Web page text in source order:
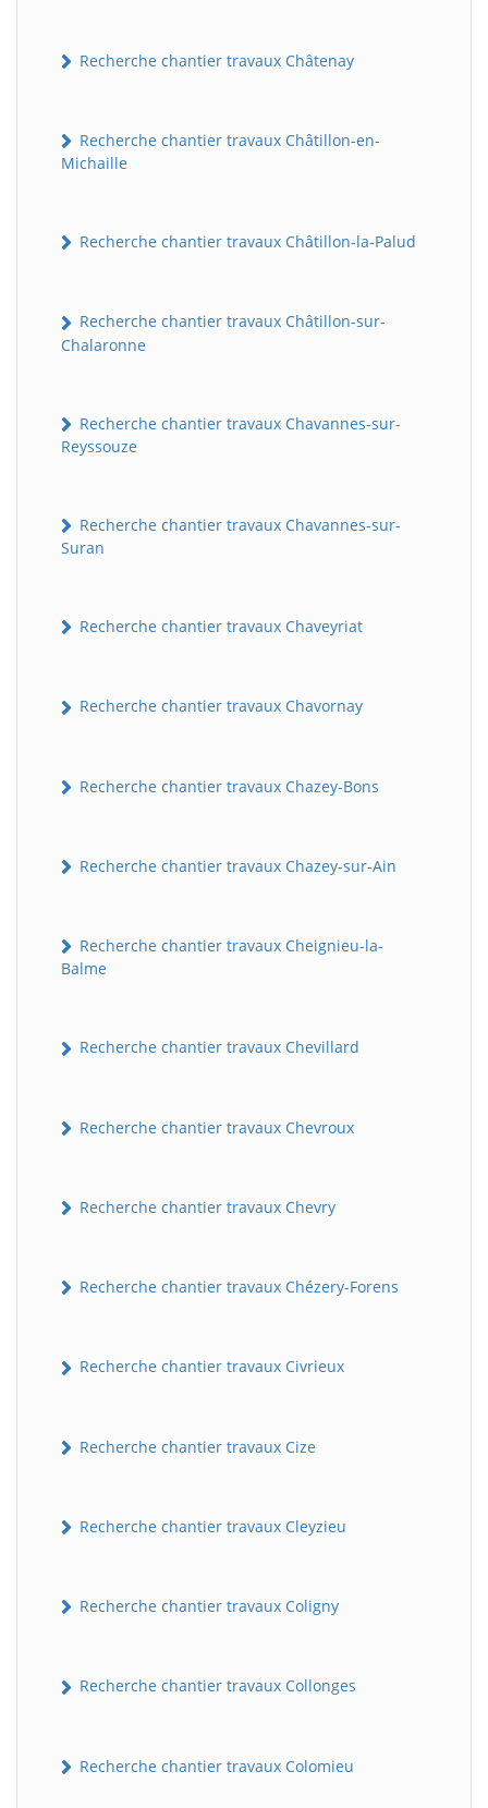
Recherche chantier travaux Châtenay
Recherche chantier travaux Châtillon-en-
Michaille
Recherche chantier travaux Châtillon-la-Palud
Recherche chantier travaux Châtillon-sur-
Chalaronne
Recherche chantier travaux Chavannes-sur-
Reyssouze
Recherche chantier travaux Chavannes-sur-
Suran
Recherche chantier travaux Chaveyriat
Recherche chantier travaux Chavornay
Recherche chantier travaux Chazey-Bons
Recherche chantier travaux Chazey-sur-Ain
Recherche chantier travaux Cheignieu-la-
Balme
Recherche chantier travaux Chevillard
Recherche chantier travaux Chevroux
Recherche chantier travaux Chevry
Recherche chantier travaux Chézery-Forens
Recherche chantier travaux Civrieux
Recherche chantier travaux Cize
Recherche chantier travaux Cleyzieu
Recherche chantier travaux Coligny
Recherche chantier travaux Collonges
Recherche chantier travaux Colomieu
Assistant en ligne